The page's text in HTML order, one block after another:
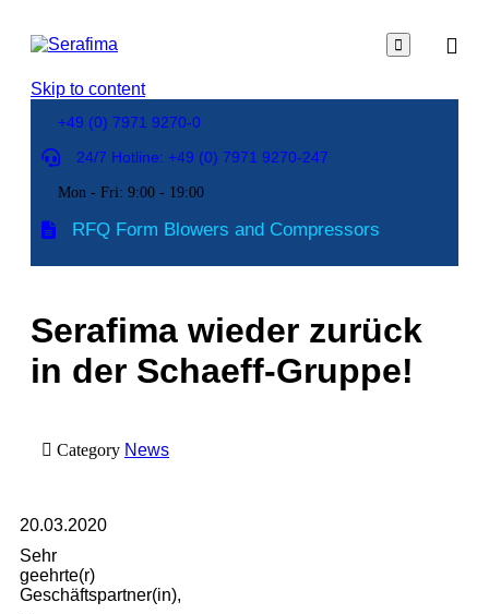

Skip to content
791
94600-
0
+49 (0) 7971 9270-0
(+49)
791
94600-
24/7 Hotline: +49 (0) 7971 9270-247
Mon - Fri: 9:00 - 19:00
RFQ Form Blowers and Compressors
Serafima wieder zurück
in der Schaeff-Gruppe!
 Category News
20.03.2020
Sehr
geehrte(r)
Geschäftspartner(in),